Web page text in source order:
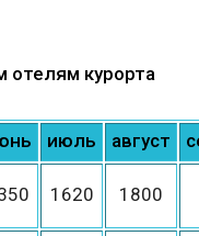
отелям курорта
июль август
1620 1800